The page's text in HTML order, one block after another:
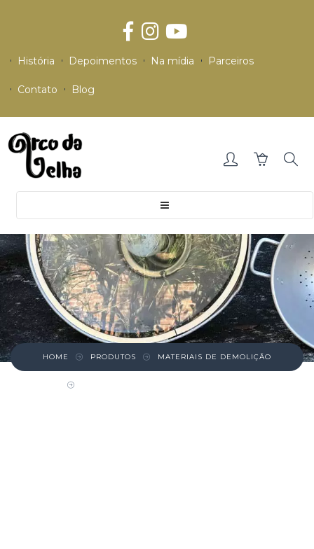
História Depoimentos Na mídia Parceiros
Contato Blog
HOME PRODUTOS MATERIAIS DE DEMOLIÇÃO